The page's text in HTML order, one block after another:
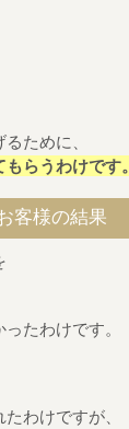
ために、
らうわけです。
客様の結果
たわけです。
わけですが、